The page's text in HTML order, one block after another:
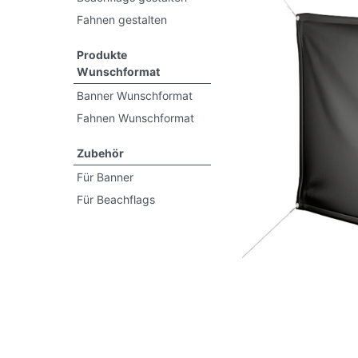
Fahnen gestalten
Produkte
Wunschformat
Banner Wunschformat
Fahnen Wunschformat
Zubehör
Für Banner
Für Beachflags